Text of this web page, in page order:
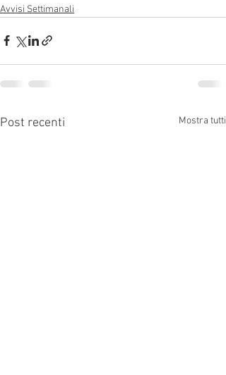
Avvisi Settimanali
Post recenti Mostra tutti